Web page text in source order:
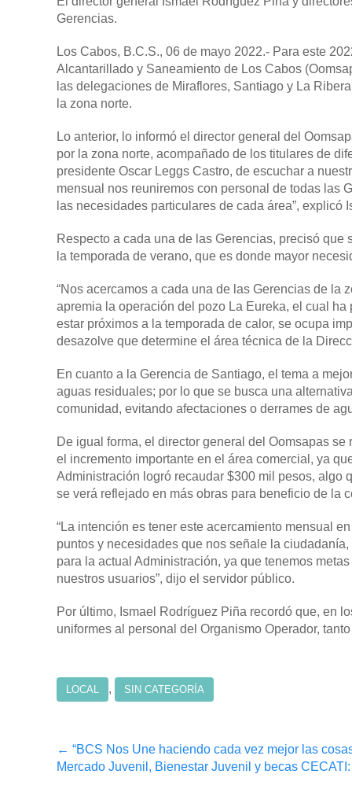
Gerencias.
Los Cabos, B.C.S., 06 de mayo 2022.- Para este
Alcantarillado y Saneamiento de Los Cabos
las delegaciones de Miraflores, Santiago y La
la zona norte.
Lo anterior, lo informó el director general del
por la zona norte, acompañado de los titulares de
presidente Oscar Leggs Castro, de escuchar a
mensual nos reuniremos con personal de todas las
las necesidades particulares de cada área”, explicó
Respecto a cada una de las Gerencias, precisó
la temporada de verano, que es donde mayor
“Nos acercamos a cada una de las Gerencias de la
apremia la operación del pozo La Eureka, el cual
estar próximos a la temporada de calor, se ocupa
desazolve que determine el área técnica de la
En cuanto a la Gerencia de Santiago, el tema a
aguas residuales; por lo que se busca una
comunidad, evitando afectaciones o derrames de
De igual forma, el director general del Oomsapas
el incremento importante en el área comercial, ya
Administración logró recaudar $300 mil pesos, algo
se verá reflejado en más obras para beneficio de la
“La intención es tener este acercamiento mensual
puntos y necesidades que nos señale la
para la actual Administración, ya que tenemos
nuestros usuarios”, dijo el servidor público.
Por último, Ismael Rodríguez Piña recordó que, en
uniformes al personal del Organismo Operador,
LOCAL , SIN CATEGORÍA
Post
← “BCS Nos Une haciendo cada vez mejor las
Mercado Juvenil, Bienestar Juvenil y becas